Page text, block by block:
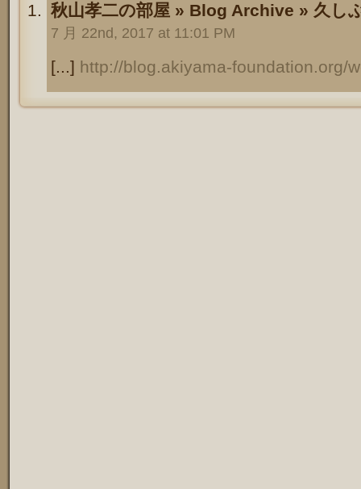
秋山孝二の部屋 » Blog Archive » 久し
7 月 22nd, 2017 at 11:01 PM
[...] http://blog.akiyama-foundation.org/